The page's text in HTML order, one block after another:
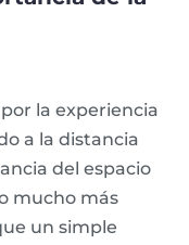
la experiencia
a la distancia
del espacio
mucho más
un simple